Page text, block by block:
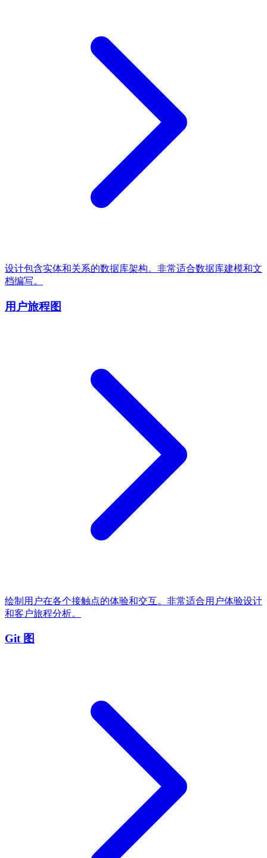
设计包含实体和关系的数据库架构。非常适合数据库建模和文
档编写。
用户旅程图
绘制用户在各个接触点的体验和交互。非常适合用户体验设计
和客户旅程分析。
Git 图